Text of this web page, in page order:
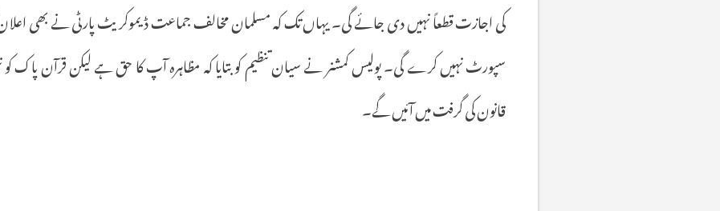
کیاجازتقطعاًنہیںدیجائےگی۔یہاںتککہمسلمانمخالفجماعتڈیموکریٹپارٹینےبھی
سپورٹنہیںکرےگی۔پولیسکمشنرنےسیانتنظیمکوبتایاکہمظاہرہآپکاحقہےلیکنقرآنپاککو
قانونکیگرفتمیںآئیںگے۔